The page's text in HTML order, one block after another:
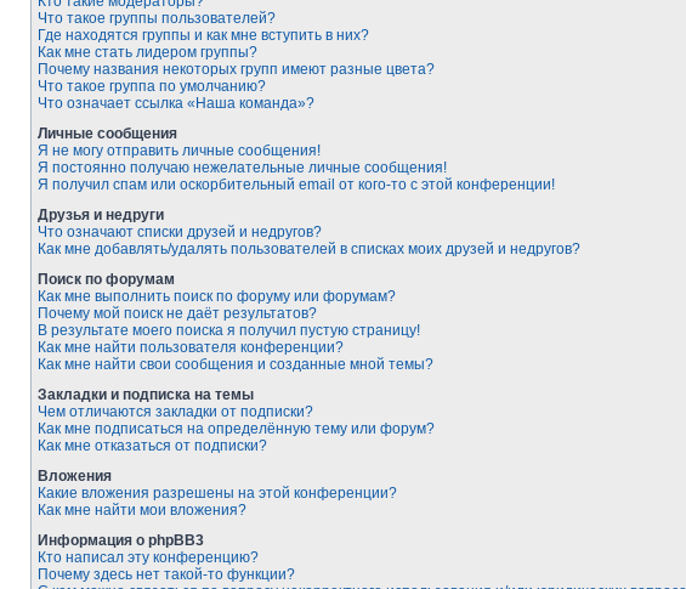
Что такое группы пользователей?
Где находятся группы и как мне вступить в них?
Как мне стать лидером группы?
Почему названия некоторых групп имеют разные цвета?
Что такое группа по умолчанию?
Что означает ссылка «Наша команда»?
Личные сообщения
Я не могу отправить личные сообщения!
Я постоянно получаю нежелательные личные сообщения!
Я получил спам или оскорбительный email от кого-то с этой конференции!
Друзья и недруги
Что означают списки друзей и недругов?
Как мне добавлять/удалять пользователей в списках моих друзей и недругов?
Поиск по форумам
Как мне выполнить поиск по форуму или форумам?
Почему мой поиск не даёт результатов?
В результате моего поиска я получил пустую страницу!
Как мне найти пользователя конференции?
Как мне найти свои сообщения и созданные мной темы?
Закладки и подписка на темы
Чем отличаются закладки от подписки?
Как мне подписаться на определённую тему или форум?
Как мне отказаться от подписки?
Вложения
Какие вложения разрешены на этой конференции?
Как мне найти мои вложения?
Информация о phpBB3
Кто написал эту конференцию?
Почему здесь нет такой-то функции?